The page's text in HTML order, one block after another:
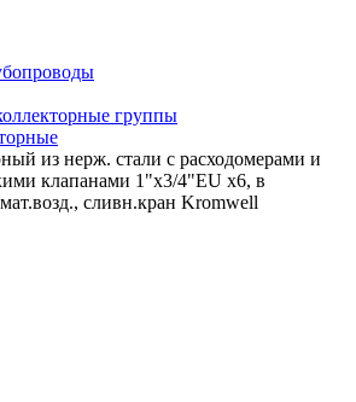
группы
из нерж. стали с расходомерами и
клапанами 1"x3/4"EU x6, в
сливн.кран Kromwell